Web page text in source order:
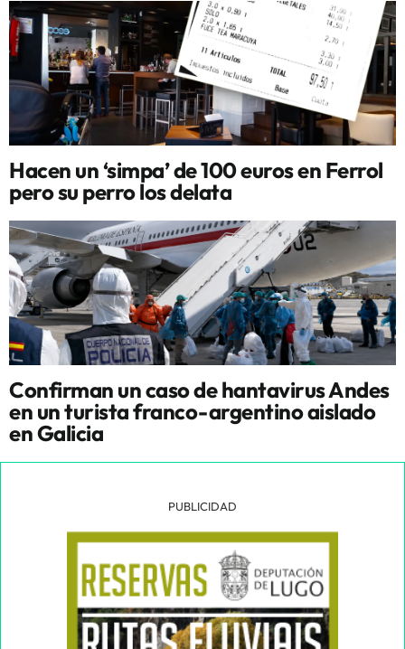
Hacen un ‘simpa’ de 100 euros en Ferrol
pero su perro los delata
Confirman un caso de hantavirus Andes
en un turista franco-argentino aislado
en Galicia
PUBLICIDAD